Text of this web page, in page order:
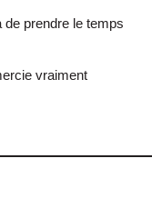
prendre le temps
vraiment